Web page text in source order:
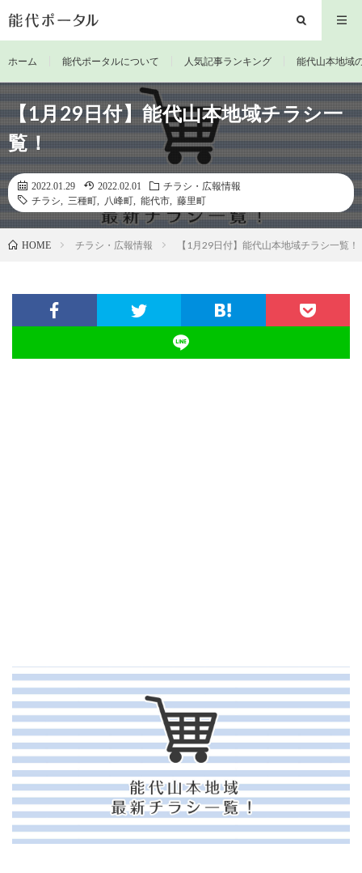
ホーム 能代ポータルについて 人気記事ランキング 能代山本地域
【1月29日付】能代山本地域チラシ一
覧！
2022.01.29 2022.02.01
チラシ・広報情報
チラシ
三種町 八峰町 能代市 藤里町
HOME チラシ・広報情報 【1月29日付】能代山本地域チラシ一覧！